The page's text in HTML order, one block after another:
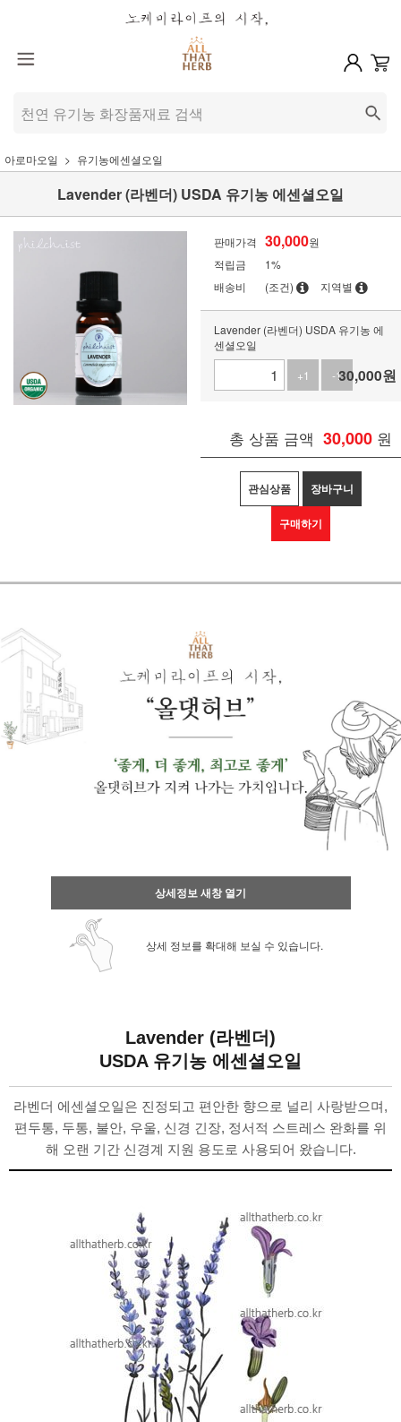
아로마오일 유기농에센셜오일
Lavender (라벤더) USDA 유기농 에센셜오일
판매가격 30,000원
적립금
1%
배송비
(조건) 지역별
Lavender (라벤더) USDA 유기농 에
센셜오일
+1
-130,000원
총 상품 금액 30,000 원
관심상품 장바구니
구매하기
상세정보 새창 열기
상세 정보를 확대해 보실 수 있습니다.
Lavender (라벤더)
USDA 유기농 에센셜오일
라벤더 에센셜오일은 진정되고 편안한 향으로 널리 사랑받으며,
편두통, 두통, 불안, 우울, 신경 긴장, 정서적 스트레스 완화를 위
해 오랜 기간 신경계 지원 용도로 사용되어 왔습니다.